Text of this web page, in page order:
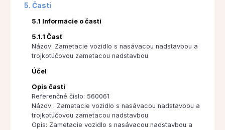
5. Časti
5.1 Informácie o časti
5.1.1 Časť
Názov: Zametacie vozidlo s nasávacou nadstavbou a
trojkotúčovou zametacou nadstavbou
Účel
Opis časti
Referenčné číslo: 560061
Názov : Zametacie vozidlo s nasávacou nadstavbou a
trojkotúčovou zametacou nadstavbou
Opis: Zametacie vozidlo s nasávacou nadstavbou a